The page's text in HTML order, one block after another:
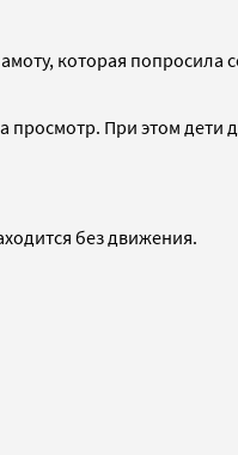
которая попросила
просмотр. При этом
без движения.